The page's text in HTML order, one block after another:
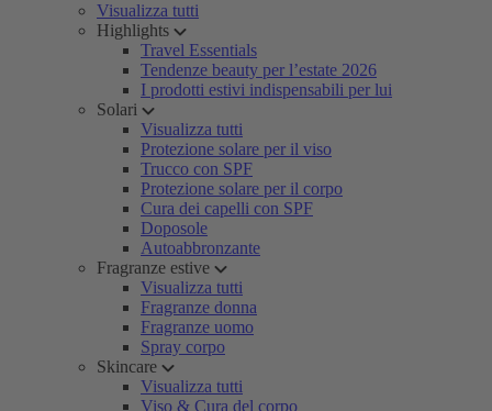
Visualizza tutti
Highlights
Travel Essentials
Tendenze beauty per l’estate 2026
I prodotti estivi indispensabili per lui
Solari
Visualizza tutti
Protezione solare per il viso
Trucco con SPF
Protezione solare per il corpo
Cura dei capelli con SPF
Doposole
Autoabbronzante
Fragranze estive
Visualizza tutti
Fragranze donna
Fragranze uomo
Spray corpo
Skincare
Visualizza tutti
Viso & Cura del corpo